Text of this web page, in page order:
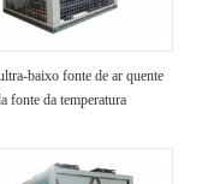
baixo fonte de ar quente
fonte da temperatura